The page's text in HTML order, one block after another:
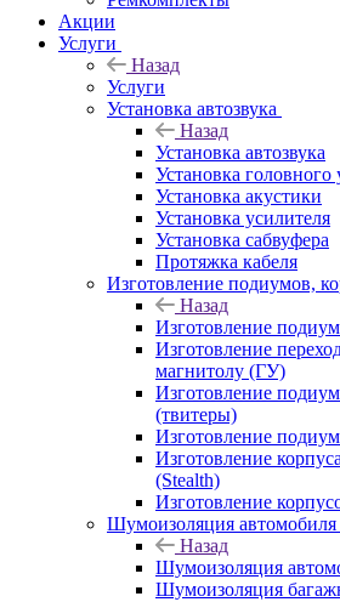
Акции
Услуги
Назад
Услуги
Установка автозвука
Назад
Установка автозвука
Установка головного
Установка акустики
Установка усилителя
Установка сабвуфера
Протяжка кабеля
Изготовление подиумов,
Назад
Изготовление
Изготовление
магнитолу (ГУ)
Изготовление
(твитеры)
Изготовление
Изготовление
(Stealth)
Изготовление
Шумоизоляция автомобиля
Назад
Шумоизоляция
Шумоизоляция